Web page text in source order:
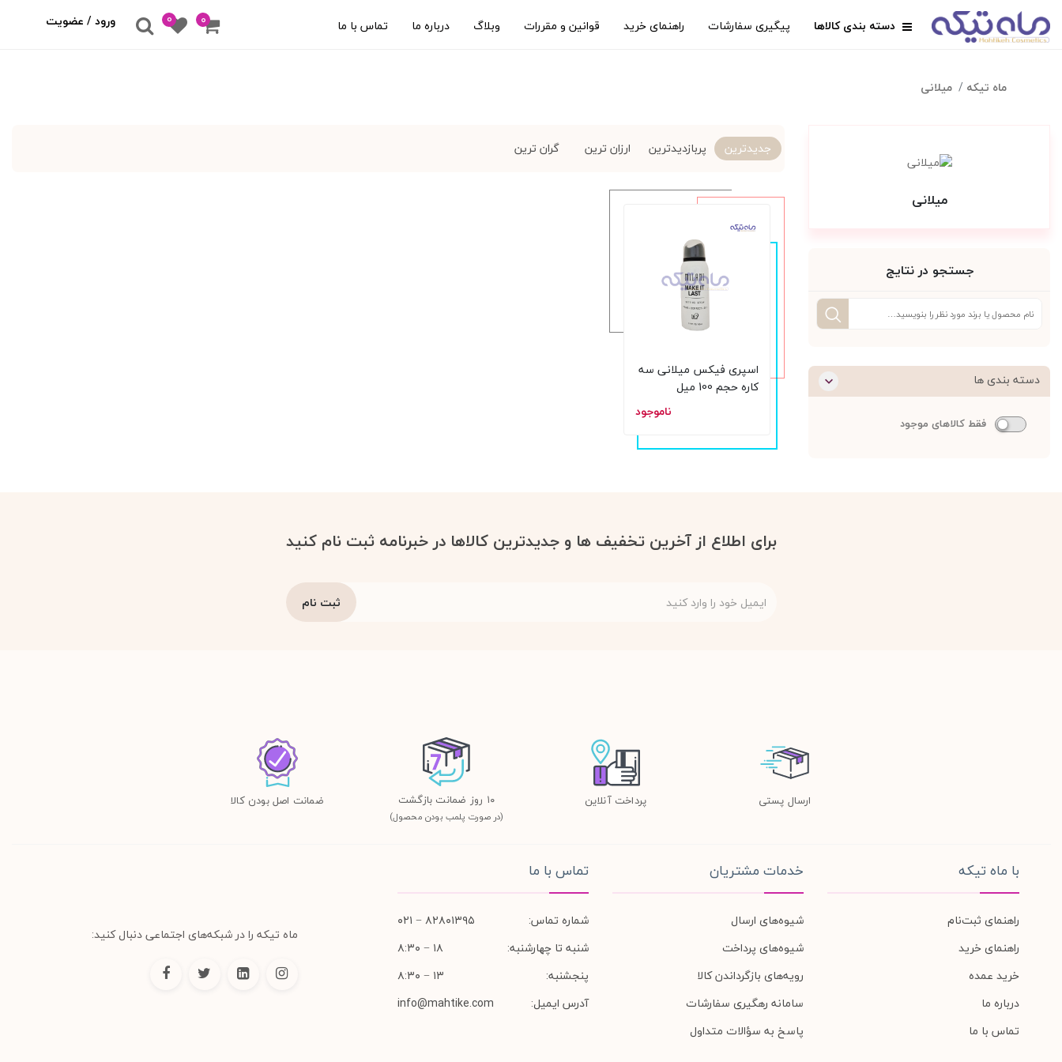
دسته بندی کالاها پیگیری سفارشات راهنمای خرید قوانین و مقررات وبلاگ درباره ما تماس با ما ۰ 0 ورود / عضویت
ماه تیکه میلانی
میلانی
جستجو در نتایج
دسته بندی ها
فقط کالاهای موجود
جدیدترین پربازدیدترین ارزان ترین گران ترین
اسپری فیکس میلانی سه
کاره حجم 100 میل
ناموجود
برای اطلاع از آخرین تخفیف ها و جدیدترین کالاها در خبرنامه ثبت نام کنید
ارسال پستی پرداخت آنلاین ١٠ روز ضمانت بازگشت
(در صورت پلمب بودن محصول)
ضمانت اصل بودن کالا
با ماه تیکه
راهنمای ثبت‌نام
راهنمای خرید
خرید عمده
درباره ما
تماس با ما
خدمات مشتریان
شیوه‌های ارسال
شیوه‌های پرداخت
رویه‌های بازگرداندن کالا
سامانه رهگیری سفارشات
پاسخ به سؤالات متداول
تماس با ما
شماره تماس:
۸۲۸۰۱۳۹۵ − ۰۲۱
شنبه تا چهارشنبه:
۱۸ − ۸:۳۰
پنجشنبه:
۱۳ − ۸:۳۰
آدرس ایمیل:
info@mahtike.com
ماه تیکه را در شبکه‌های اجتماعی دنبال کنید: